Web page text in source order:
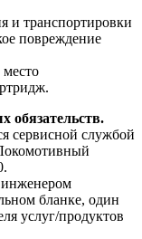
и транспортировки
повреждение
обязательств.
сервисной службой
инженером
бланке, один
услуг/продуктов